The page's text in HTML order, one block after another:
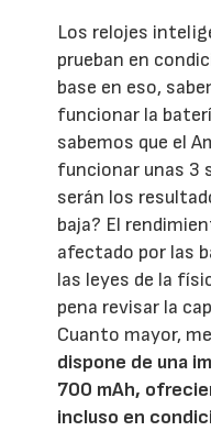
Los relojes
prueban en
base en eso,
funcionar la
sabemos que el
funcionar unas 3
serán los
baja? El
afectado por las
las leyes de la
pena revisar la
Cuanto mayor,
dispone de una
700 mAh,
incluso en